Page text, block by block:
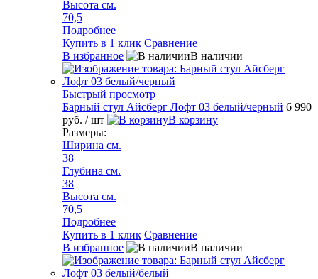
Высота см.
70,5
Подробнее
Купить в 1 клик Сравнение
В избранное
В наличии
Быстрый просмотр
Барный стул Айсберг Лофт 03 белый/черный 6 990
руб. / шт
В корзину
Размеры:
Ширина см.
38
Глубина см.
38
Высота см.
70,5
Подробнее
Купить в 1 клик Сравнение
В избранное
В наличии